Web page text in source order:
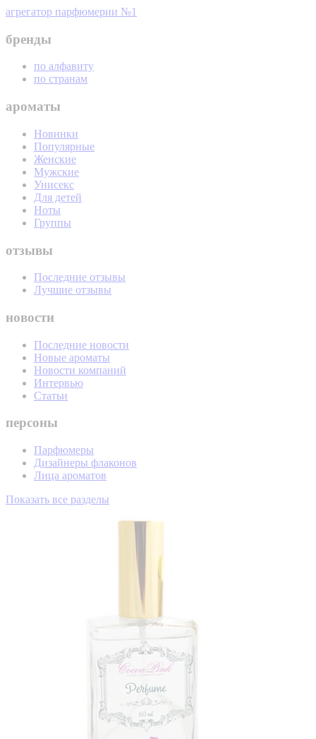
агрегатор парфюмерии №1
бренды
по алфавиту
по странам
ароматы
Новинки
Популярные
Женские
Мужские
Унисекс
Для детей
Ноты
Группы
отзывы
Последние отзывы
Лучшие отзывы
новости
Последние новости
Новые ароматы
Новости компаний
Интервью
Статьи
персоны
Парфюмеры
Дизайнеры флаконов
Лица ароматов
Показать все разделы